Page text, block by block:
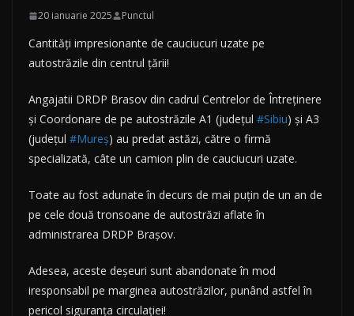
20 ianuarie 2025 Punctul
Cantități impresionante de cauciucuri uzate pe
autostrăzile din centrul țării!
Angajatii DRDP Brasov din cadrul Centrelor de Întreținere
și Coordonare de pe autostrăzile A1 (județul #Sibiu) și A3
(județul #Mureș) au predat astăzi, către o firmă
specializată, câte un camion plin de cauciucuri uzate.
Toate au fost adunate în decurs de mai puțin de un an de
pe cele două tronsoane de autostrăzi aflate în
administrarea DRDP Brașov.
Adesea, aceste deșeuri sunt abandonate în mod
iresponsabil pe marginea autostrăzilor, punând astfel în
pericol siguranța circulației!